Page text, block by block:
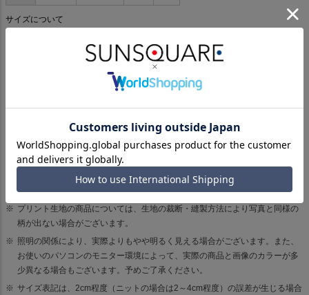
サイズについて
ご購入前に必ずご確認ください。
ご予約品及びお届け予定が設定されている商品をご購入の際は、誠に申し訳
ございませんが、使用しております決済システムの関係上、ご注文日から2週
間前後で自動的に決済となります。そのため予約商品が入荷される前に決済
させていただく場合がございます。予めご了承ください。
生産の都合上、商品の納期が変更となる場合がございます。
取り扱いについては、商品についている品質表示でご確認ください。
商品画像はサンプルのため、色味や仕様、サイズ感など変更がある場合がご
ざいますので予めご了承ください。
プリント生地の商品については、生地の裁断・縫製方法により写真と同様の
柄が出ない場合がございます。
照明の関係により、実際よりもやや明るく見える場合がございます。また、
お使いのパソコンのモニター環境によって、実際の商品と画像のカラーが多
少異なる場合もございます。予めご了承ください。
サイズ表記は、2cm程度（ニットの場合は2～4cm程度）の誤差が生じる場合